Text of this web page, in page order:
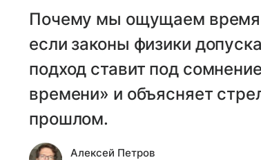
Почему мы ощущаем время
если законы физики
подход ставит под
времени» и объясняет
прошлом.
Алексей Петров